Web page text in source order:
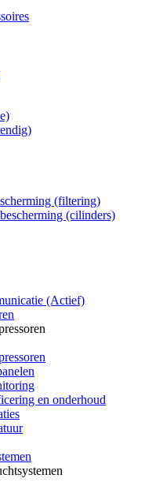
(filtering)
(cilinders)
(Actief)
en onderhoud